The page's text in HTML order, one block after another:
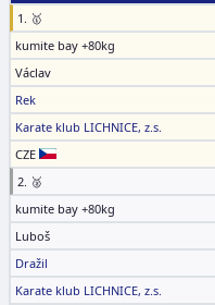
1. 🥇
kumite bay +80kg
Václav
Rek
Karate klub LICHNICE, z.s.
CZE
2. 🥈
kumite bay +80kg
Luboš
Dražil
Karate klub LICHNICE, z.s.